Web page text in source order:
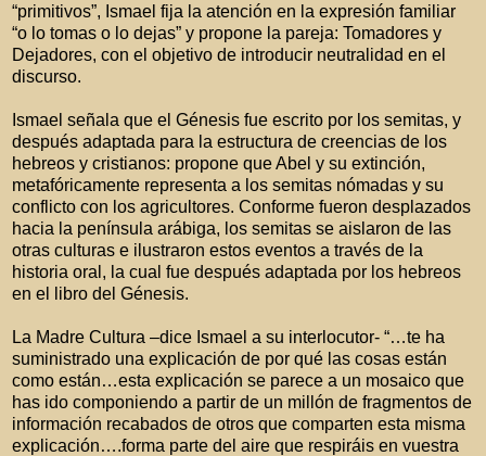
“primitivos”, Ismael fija la atención en la expresión familiar
“o lo tomas o lo dejas” y propone la pareja: Tomadores y
Dejadores, con el objetivo de introducir neutralidad en el
discurso.
Ismael señala que el Génesis fue escrito por los semitas, y
después adaptada para la estructura de creencias de los
hebreos y cristianos: propone que Abel y su extinción,
metafóricamente representa a los semitas nómadas y su
conflicto con los agricultores. Conforme fueron desplazados
hacia la península arábiga, los semitas se aislaron de las
otras culturas e ilustraron estos eventos a través de la
historia oral, la cual fue después adaptada por los hebreos
en el libro del Génesis.
La Madre Cultura –dice Ismael a su interlocutor- “…te ha
suministrado una explicación de por qué las cosas están
como están…esta explicación se parece a un mosaico que
has ido componiendo a partir de un millón de fragmentos de
información recabados de otros que comparten esta misma
explicación….forma parte del aire que respiráis en vuestra